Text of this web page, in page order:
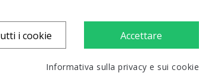
Accettare
i cookie
Informativa sulla privacy e sui cookie